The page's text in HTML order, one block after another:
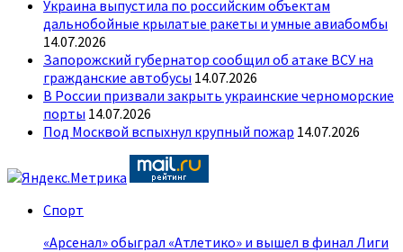
Украина выпустила по российским объектам
дальнобойные крылатые ракеты и умные авиабомбы
14.07.2026
Запорожский губернатор сообщил об атаке ВСУ на
гражданские автобусы 14.07.2026
В России призвали закрыть украинские черноморские
порты 14.07.2026
Под Москвой вспыхнул крупный пожар 14.07.2026
Спорт
«Арсенал» обыграл «Атлетико» и вышел в финал Лиги